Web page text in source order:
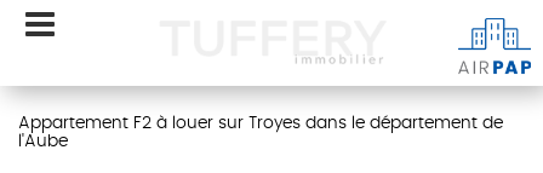
Appartement F2 à louer sur Troyes dans le département de
l'Aube